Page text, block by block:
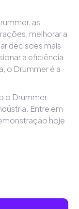
as
melhorar a
decisões mais
a eficiência
o Drummer é a
o Drummer
Entre em
hoje